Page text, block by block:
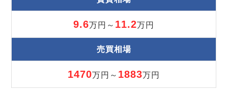
9.6万円～ 11.2万円
売買相場
1470万円～ 1883万円